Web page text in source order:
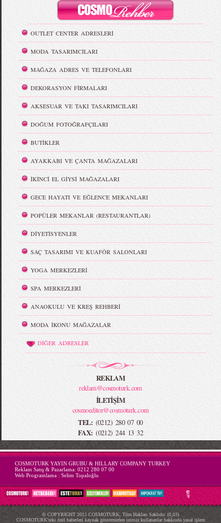
OUTLET CENTER ADRESLERİ
MODA TASARIMCILARI
MAĞAZA ADRES VE TELEFONLARI
DEKORASYON FİRMALARI
AKSESUAR VE TAKI TASARIMCILARI
DOĞUM FOTOĞRAFÇILARI
BUTİKLER
AYAKKABI VE ÇANTA MAĞAZALARI
İKİNCİ EL GİYSİ MAĞAZALARI
GECE HAYATI VE EĞLENCE MEKANLARI
POPÜLER MEKANLAR (RESTAURANTLAR)
DİYETİSYENLER
SAÇ TASARIMI VE KUAFÖR SALONLARI
YOGA MERKEZLERİ
SPA MERKEZLERİ
ANAOKULU VE KREŞ REHBERİ
MODA İKONU MAĞAZALAR
DİĞER ADRESLER
REKLAM
reklam@cosmoturk.com
İLETİŞİM
cosmoeditor@cosmoturk.com
TEL: (0212) 280 07 00
FAX: (0212) 244 13 32
-->
COSMOTURK YAYIN GRUBU & HILLARY COMPANY TURKEY
Reklam Satış & Pazarlama: 0212 280 07 00
Web Programlama : Selim Topaloğlu
© COPYRIGHT 2015 COSMOTURK, Tüm Hakları Saklıdır. (0,03)
COSMOTURK'teki özel haberleri kaynak göstermeden izinsiz kullananlar hakkında yasal işlem